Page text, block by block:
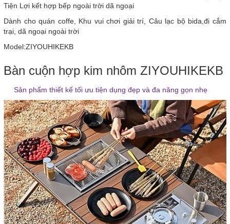
Tiện Lợi kết hợp bếp ngoài trời dã ngoại
Dành cho quán coffe, Khu vui chơi giải trí, Câu lạc bộ bida,đi cắm
trại, dã ngoại ngoài trời
Model:ZIYOUHIKEKB
Bàn cuộn hợp kim nhôm ZIYOUHIKEKB
Sản phẩm thiết kế tối ưu tiện dụng đẹp và đa năng gọn nhẹ